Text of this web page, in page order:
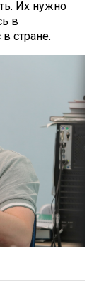
Их нужно
в
стране.